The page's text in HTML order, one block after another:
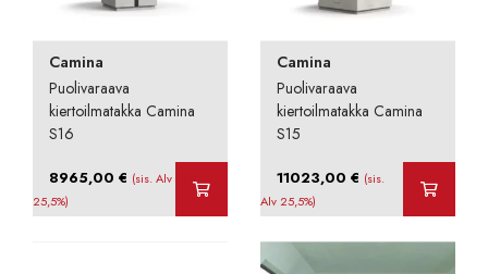
Camina
Puolivaraava
kiertoilmatakka Camina
S16
8965,00€ (sis. Alv
25,5%)
Camina
Puolivaraava
kiertoilmatakka Camina
S15
11023,00€ (sis.
Alv 25,5%)